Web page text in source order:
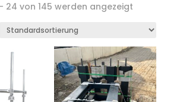
24 von 145 werden angezeigt